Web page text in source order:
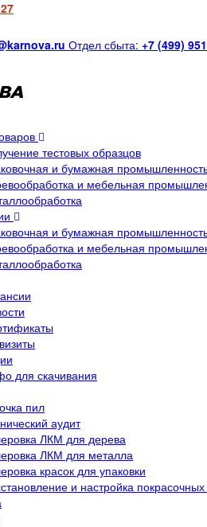
Отдел сбыта: +7 (499)
тестовых образцов
и бумажная
и мебельная
и бумажная
и мебельная
для скачивания
пил
аудит
ЛКМ для дерева
ЛКМ для металла
красок для упаковки
и настройка